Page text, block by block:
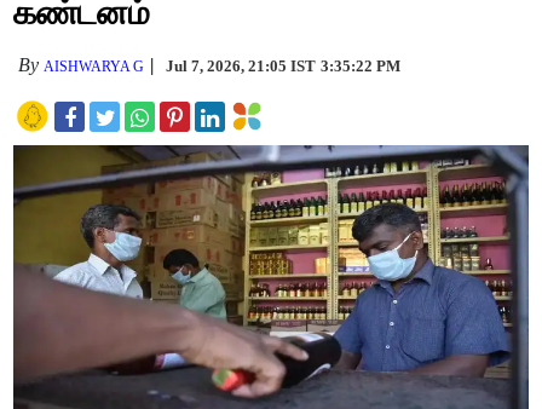
கண்டனம்
By AISHWARYA G Jul 7, 2026, 21:05 IST 3:35:22 PM